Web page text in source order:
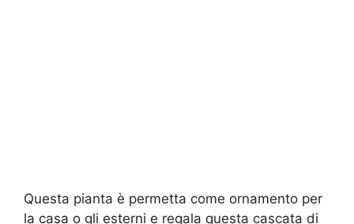
Questa pianta è permetta come ornamento per
la casa o gli esterni e regala questa cascata di